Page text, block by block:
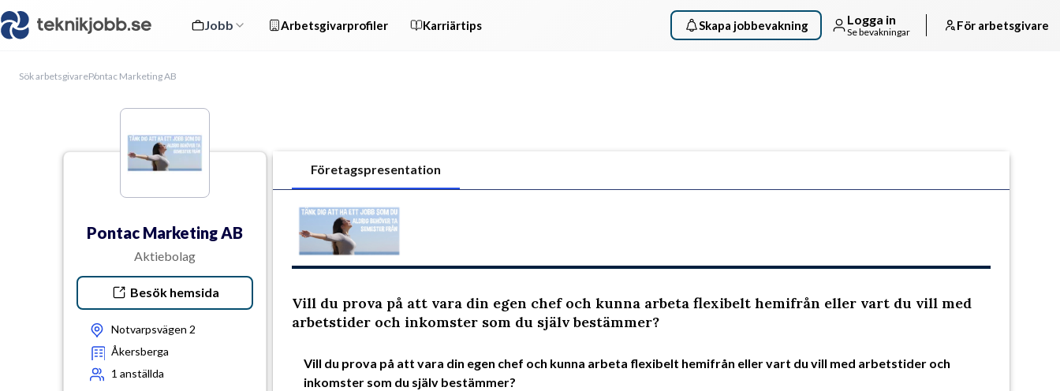
Jobb Arbetsgivarprofiler Karriärtips Skapa jobbevakning Logga in
Se bevakningar För arbetsgivare
Sök arbetsgivarePontac Marketing AB
Pontac Marketing AB
Aktiebolag
Besök hemsida
Notvarpsvägen 2
Åkersberga
1 anställda
Företagspresentation
Vill du prova på att vara din egen chef och kunna arbeta flexibelt hemifrån eller vart du vill med
arbetstider och inkomster som du själv bestämmer?
Vill du prova på att vara din egen chef och kunna arbeta flexibelt hemifrån eller vart du vill med arbetstider och
inkomster som du själv bestämmer?